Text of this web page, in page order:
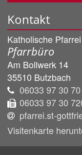
Kontakt
Katholische
Pfarrbüro
Am Bollwerk 14
35510 Butzbach
06033 97 30 70
06033 97 30
pfarrei.st-
Visitenkarte